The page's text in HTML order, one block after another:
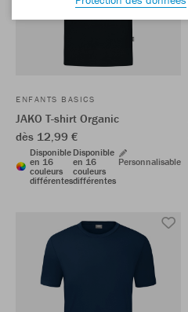
ENFANTS BASICS
JAKO T-shirt Organic
dès 12,99 €
Disponible
en 16
couleurs
différentes
Disponible
en 16
couleurs
différentes
Personnalisable